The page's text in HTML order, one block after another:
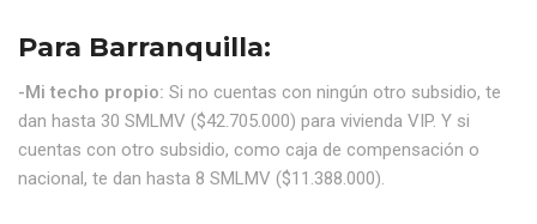
Para Barranquilla:
-Mi techo propio: Si no cuentas con ningún otro subsidio, te
dan hasta 30 SMLMV ($42.705.000) para vivienda VIP. Y si
cuentas con otro subsidio, como caja de compensación o
nacional, te dan hasta 8 SMLMV ($11.388.000).